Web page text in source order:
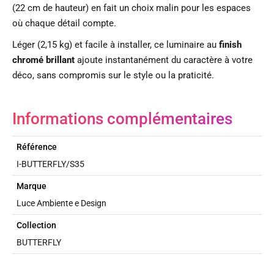
(22 cm de hauteur) en fait un choix malin pour les espaces
où chaque détail compte.
Léger (2,15 kg) et facile à installer, ce luminaire au finish
chromé brillant ajoute instantanément du caractère à votre
déco, sans compromis sur le style ou la praticité.
Informations complémentaires
Référence
I-BUTTERFLY/S35
Marque
Luce Ambiente e Design
Collection
BUTTERFLY